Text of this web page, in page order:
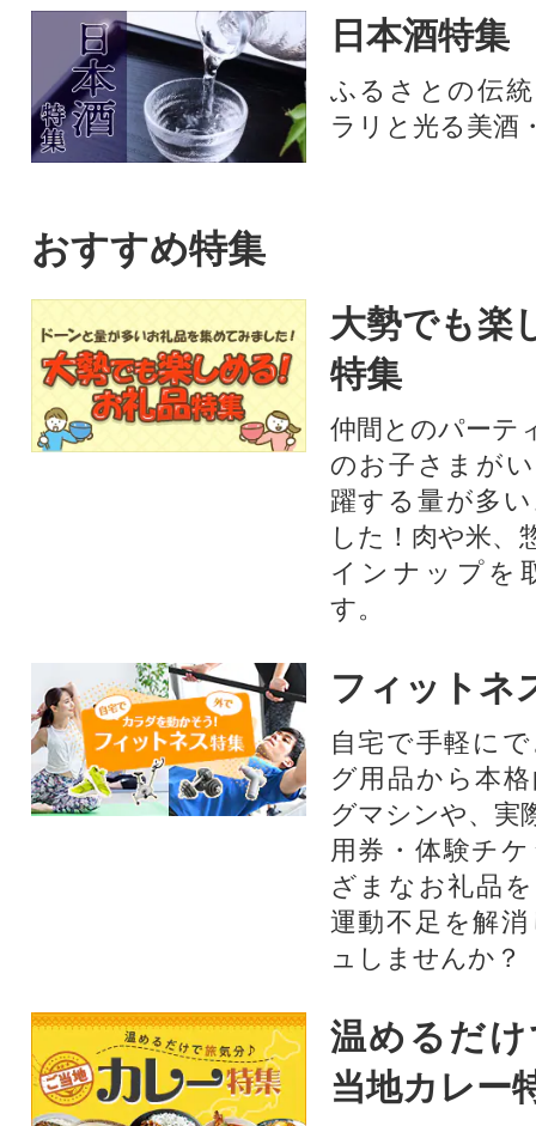
比べ 日本酒 セット 酒 お酒 日
本酒 お取り寄せ 通販 送料無料
ふるさと納税 ]
すめ 祝い 内祝 内
日本酒特集
ふるさとの伝
ラリと光る美酒
おすすめ特集
大勢でも楽
特集
仲間とのパーテ
のお子さまが
躍する量が多
した！肉や米、
インナップを
す。
フィットネ
自宅で手軽に
グ用品から本
グマシンや、実
用券・体験チ
ざまなお礼品
運動不足を解
ュしませんか？
温めるだ
当地カレー